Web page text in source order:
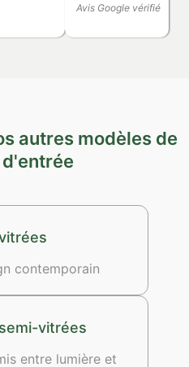
Avis Google vérifié
autres modèles de
contemporain
vitrées
entre lumière et